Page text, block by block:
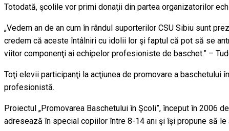
Totodată, şcolile vor primi donaţii din partea organizatorilor
„Vedem an de an cum în rândul suporterilor CSU Sibiu sunt
credem că aceste întâlniri cu idolii lor şi faptul că pot să se
viitor componenţi ai echipelor profesioniste de baschet.” –
Toţi elevii participanţi la acţiunea de promovare a
profesionistă.
Proiectul „Promovarea Baschetului în Şcoli”, început în 2006
adresează în special copiilor între 8-14 ani şi îşi propune să